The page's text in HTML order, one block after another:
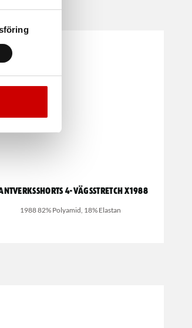
4-vägsstretch X1988
1988 82% Polyamid, 18% Elastan